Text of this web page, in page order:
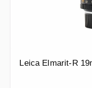
Leica Elmarit-R